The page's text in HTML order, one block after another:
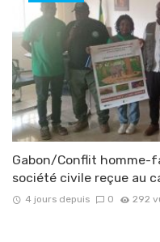
Gabon/Conflit homme-
société civile reçue au
4 jours depuis 0 292